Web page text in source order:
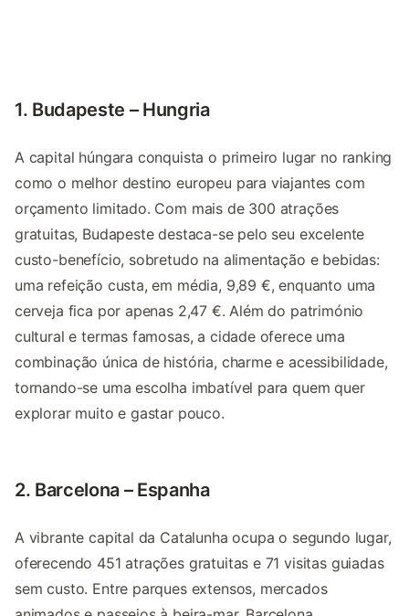
1. Budapeste – Hungria
A capital húngara conquista o primeiro lugar no ranking
como o melhor destino europeu para viajantes com
orçamento limitado. Com mais de 300 atrações
gratuitas, Budapeste destaca-se pelo seu excelente
custo-benefício, sobretudo na alimentação e bebidas:
uma refeição custa, em média, 9,89 €, enquanto uma
cerveja fica por apenas 2,47 €. Além do património
cultural e termas famosas, a cidade oferece uma
combinação única de história, charme e acessibilidade,
tornando-se uma escolha imbatível para quem quer
explorar muito e gastar pouco.
2. Barcelona – Espanha
A vibrante capital da Catalunha ocupa o segundo lugar,
oferecendo 451 atrações gratuitas e 71 visitas guiadas
sem custo. Entre parques extensos, mercados